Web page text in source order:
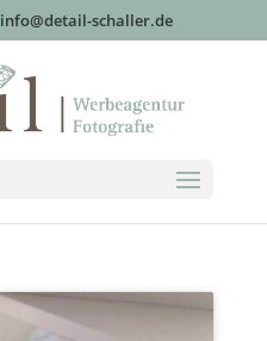
info@detail-schaller.de